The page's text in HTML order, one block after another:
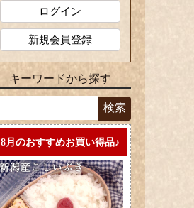
ログイン
新規会員登録
キーワードから探す
8月のおすすめお買い得品♪